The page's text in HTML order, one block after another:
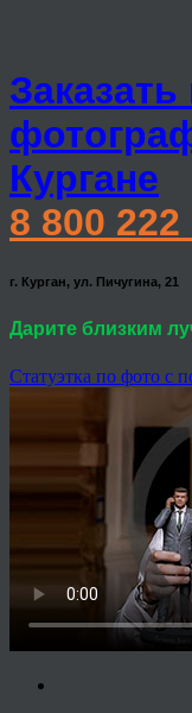
Кургане
8 800 222
г. Курган, ул. Пичугина, 21
Дарите близким
Статуэтка по фото с